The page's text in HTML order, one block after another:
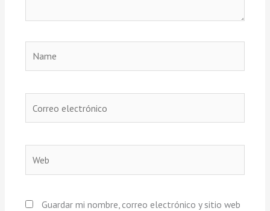
electrónico
Guardar mi nombre, correo electrónico y sitio web